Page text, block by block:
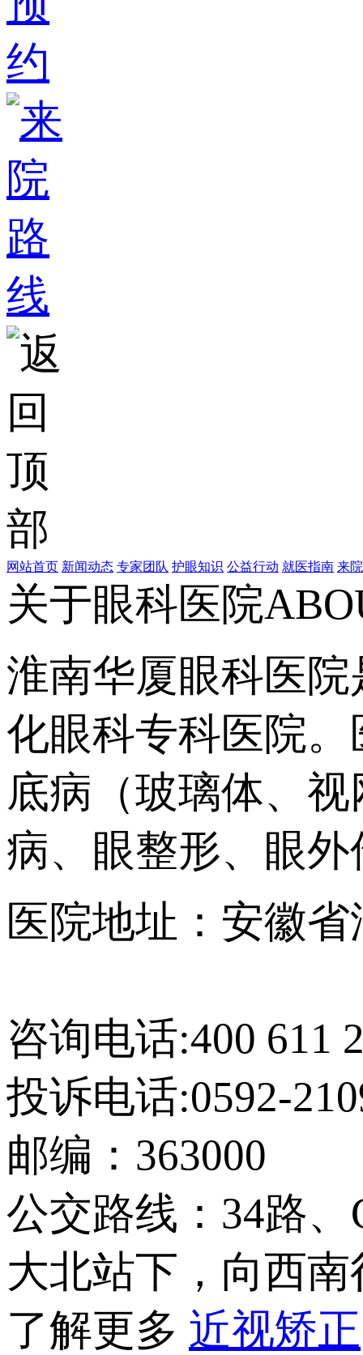
网站首页 新闻动态 专家团队 护眼知识 公益行动 就医指南 来
关于眼科医院
淮南华厦眼科医
化眼科专科医院
底病（玻璃体、
病、眼整形、眼
医院地址：安徽
咨询电话:400 611
投诉电话:0592-
邮编：363000
公交路线：34路
大北站下，向西南
了解更多 近视矫正